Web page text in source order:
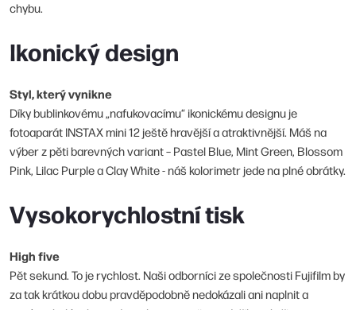
chybu.
Ikonický design
Styl, který vynikne
Díky bublinkovému „nafukovacímu“ ikonickému designu je
fotoaparát INSTAX mini 12 ještě hravější a atraktivnější. Máš na
výber z pěti barevných variant – Pastel Blue, Mint Green, Blossom
Pink, Lilac Purple a Clay White - náš kolorimetr jede na plné obrátky.
Vysokorychlostní tisk
High five
Pět sekund. To je rychlost. Naši odborníci ze společnosti Fujifilm by
za tak krátkou dobu pravděpodobně nedokázali ani naplnit a